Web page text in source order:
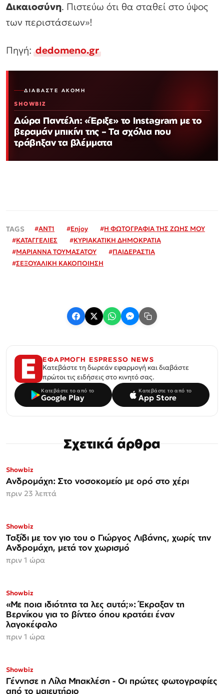
Δικαιοσύνη. Πιστεύω ότι θα σταθεί στο ύψος
των περιστάσεων»!
Πηγή:dedomeno.gr
ΔΙΑΒΆΣΤΕ ΑΚΌΜΗ
SHOWBIZ
Δώρα Παντέλη: «Έριξε» το Instagram με το
βεραμάν μπικίνι της – Τα σχόλια που
τράβηξαν τα βλέμματα
#ΑΝΤ1 #Εnjoy #Η ΦΩΤΟΓΡΑΦΙΑ ΤΗΣ ΖΩΗΣ ΜΟΥ
#ΚΑΤΑΓΓΕΛΙΕΣ #ΚΥΡΙΑΚΑΤΙΚΗ ΔΗΜΟΚΡΑΤΙΑ
#ΜΑΡΙΑΝΝΑ ΤΟΥΜΑΣΑΤΟΥ #ΠΑΙΔΕΡΑΣΤΙΑ
#ΣΕΞΟΥΑΛΙΚΗ ΚΑΚΟΠΟΙΗΣΗ
ΕΦΑΡΜΟΓΗ ESPRESSO NEWS
Κατεβάστε τη δωρεάν εφαρμογή και διαβάστε
πρώτοι τις ειδήσεις στο κινητό σας.
Κατεβάστε το από το
Google Play
Κατεβάστε το από το
App Store
Σχετικά άρθρα
Showbiz
Ανδρομάχη: Στο νοσοκομείο με ορό στο χέρι
πριν 23 λεπτά
Showbiz
Ταξίδι με τον γιο του ο Γιώργος Λιβάνης, χωρίς την
Ανδρομάχη, μετά τον χωρισμό
πριν 1 ώρα
Showbiz
«Με ποια ιδιότητα τα λες αυτά;»: Έκραξαν τη
Βερνίκου για το βίντεο όπου κρατάει έναν
λαγοκέφαλο
πριν 1 ώρα
Showbiz
Γέννησε η Λίλα Μπακλέση - Οι πρώτες φωτογραφίες
από το μαιευτήριο